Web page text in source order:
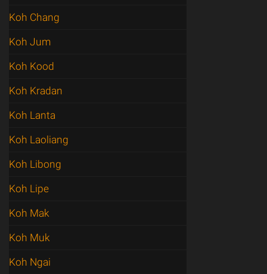
Koh Chang
Koh Jum
Koh Kood
Koh Kradan
Koh Lanta
Koh Laoliang
Koh Libong
Koh Lipe
Koh Mak
Koh Muk
Koh Ngai